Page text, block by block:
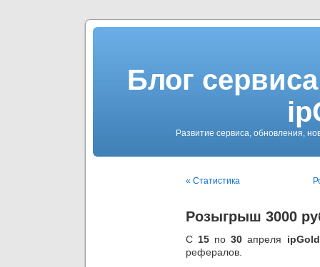
Блог
Развитие сервиса, обновления,
« Статистика
Розыгрыш 3000
С 15 по30 апреля
рефералов.